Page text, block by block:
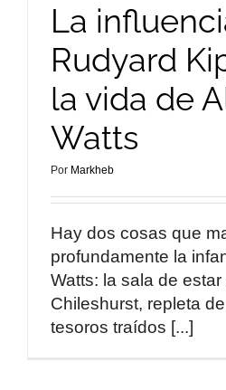
La
Rudyard
la vida de
Watts
Por Markheb
Hay dos cosas que
profundamente la
Watts: la sala de
Chileshurst, repleta
tesoros traídos [...]